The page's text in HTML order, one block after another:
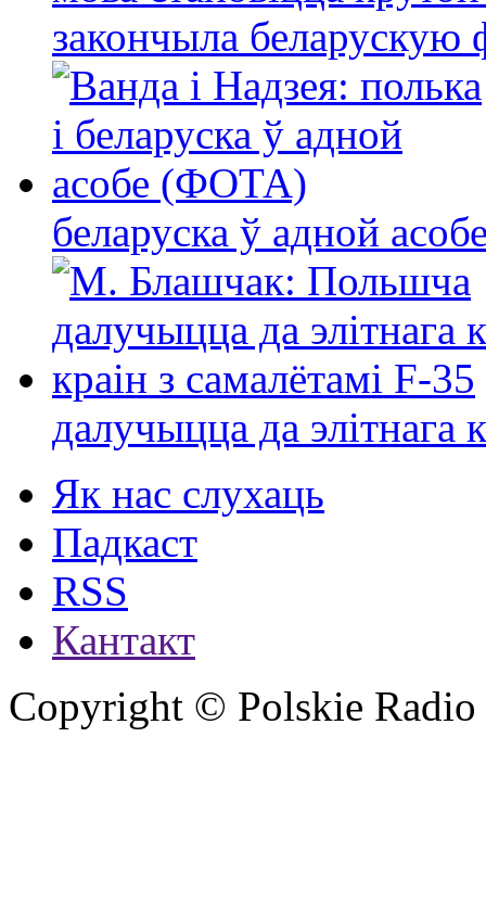
закончыла беларускую
беларуска ў адной
далучыцца да элітнага
Як нас слухаць
Падкаст
RSS
Кантакт
Copyright © Polskie